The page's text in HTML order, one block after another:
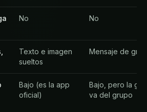
No No
Texto e imagen
sueltos
Mensaje de
Bajo (es la app
oficial)
Bajo, pero la
va del grupo